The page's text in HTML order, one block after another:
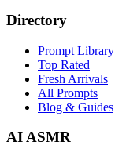
Directory
Prompt Library
Top Rated
Fresh Arrivals
All Prompts
Blog & Guides
AI ASMR